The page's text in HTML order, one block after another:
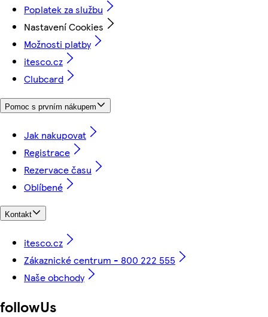
Poplatek za službu
Nastavení Cookies
Možnosti platby
itesco.cz
Clubcard
Pomoc s prvním nákupem
Jak nakupovat
Registrace
Rezervace času
Oblíbené
Kontakt
itesco.cz
Zákaznické centrum - 800 222 555
Naše obchody
followUs